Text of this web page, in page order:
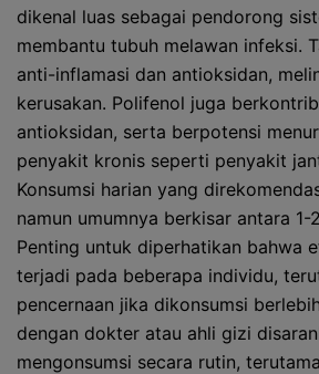
dikenal luas sebagai pendorong
membantu tubuh melawan infeksi.
anti-inflamasi dan antioksidan,
kerusakan. Polifenol juga
antioksidan, serta berpotensi
penyakit kronis seperti penyakit
Konsumsi harian yang
namun umumnya berkisar antara 1-
Penting untuk diperhatikan bahwa
terjadi pada beberapa individu,
pencernaan jika dikonsumsi
dengan dokter atau ahli gizi
mengonsumsi secara rutin,